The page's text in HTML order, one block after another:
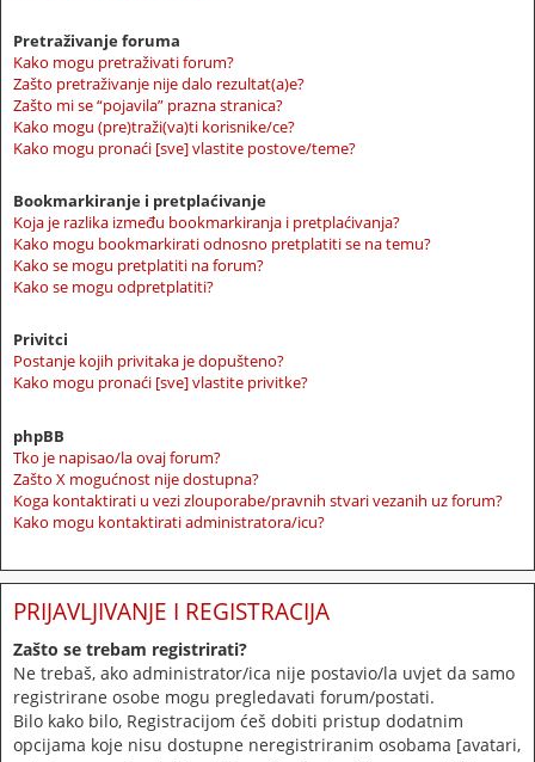
Pretraživanje foruma
Kako mogu pretraživati forum?
Zašto pretraživanje nije dalo rezultat(a)e?
Zašto mi se “pojavila” prazna stranica?
Kako mogu (pre)traži(va)ti korisnike/ce?
Kako mogu pronaći [sve] vlastite postove/teme?
Bookmarkiranje i pretplaćivanje
Koja je razlika između bookmarkiranja i pretplaćivanja?
Kako mogu bookmarkirati odnosno pretplatiti se na temu?
Kako se mogu pretplatiti na forum?
Kako se mogu odpretplatiti?
Privitci
Postanje kojih privitaka je dopušteno?
Kako mogu pronaći [sve] vlastite privitke?
phpBB
Tko je napisao/la ovaj forum?
Zašto X mogućnost nije dostupna?
Koga kontaktirati u vezi zlouporabe/pravnih stvari vezanih uz forum?
Kako mogu kontaktirati administratora/icu?
PRIJAVLJIVANJE I REGISTRACIJA
Zašto se trebam registrirati?
Ne trebaš, ako administrator/ica nije postavio/la uvjet da samo
registrirane osobe mogu pregledavati forum/postati.
Bilo kako bilo, Registracijom ćeš dobiti pristup dodatnim
opcijama koje nisu dostupne neregistriranim osobama [avatari,